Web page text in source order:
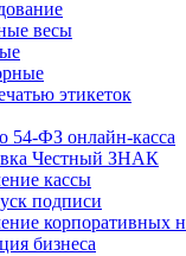
весы
этикеток
54-ФЗ онлайн-касса
Честный ЗНАК
кассы
подписи
корпоративных
бизнеса